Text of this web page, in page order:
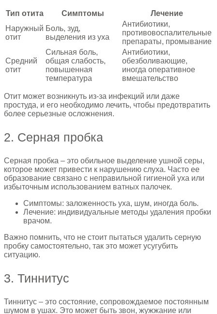
Тип отита Симптомы
Лечение
Наружный
отит
Боль, зуд,
выделения из уха
Антибиотики,
противовоспалительные
препараты, промывание
Средний
отит
Сильная боль,
общая слабость,
повышенная
температура
Антибиотики,
обезболивающие,
иногда оперативное
вмешательство
Отит может возникнуть из-за инфекций или даже
простуда, и его необходимо лечить, чтобы предотвратить
более серьезные осложнения.
2. Серная пробка
Серная пробка – это обильное выделение ушной серы,
которое может привести к нарушению слуха. Часто ее
образование связано с неправильной гигиеной уха или
избыточным использованием ватных палочек.
Симптомы: заложенность уха, шум, иногда боль.
Лечение: индивидуальные методы удаления пробки
врачом.
Важно помнить, что не стоит пытаться удалить серную
пробку самостоятельно, так это может усугубить
ситуацию.
3. Тиннитус
Тиннитус – это состояние, сопровождаемое постоянным
шумом в ушах. Это может быть звон, жужжание или